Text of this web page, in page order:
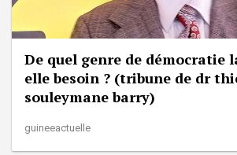
De quel genre de démocratie
elle besoin ? (tribune de dr
souleymane barry)
guineeactuelle